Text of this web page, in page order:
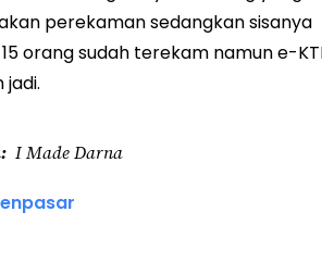
perekaman sedangkan sisanya
orang sudah terekam namun e-
jadi.
I Made Darna